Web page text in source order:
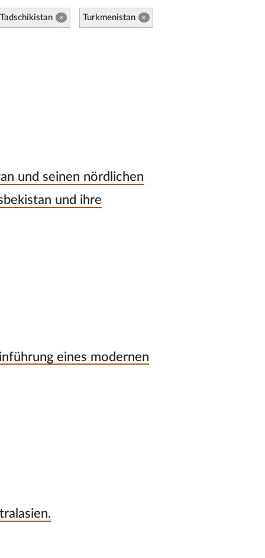
Tadschikistan × Turkmenistan ×
und seinen nördlichen
und ihre
eines modernen